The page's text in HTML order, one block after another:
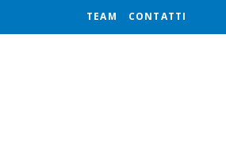
TEAM CONTATTI